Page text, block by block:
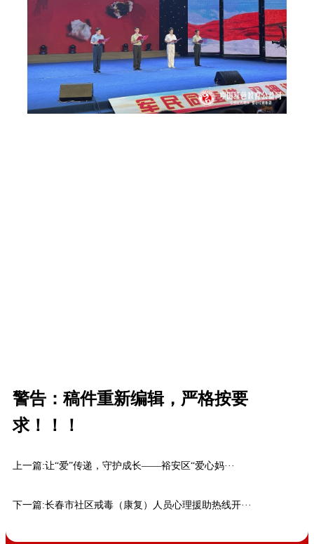
警告：稿件重新编辑，严格按要
求！！！
上一篇:让“爱”传递，守护成长——裕安区“爱心妈···
下一篇:长春市社区戒毒（康复）人员心理援助热线开···